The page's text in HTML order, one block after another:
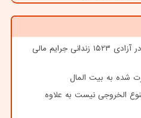
مشارکت ستاد اجرائی فرمان امام در آزادی ۱۵۲۳ زندانی جرایم مالی
الخروجی نیست به علاوه